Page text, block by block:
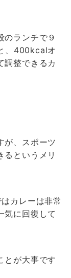
のランチで９
、400kcalオ
調整できるカ
が、スポーツ
るというメリ
カレーは非常
気に回復して
とが大事です